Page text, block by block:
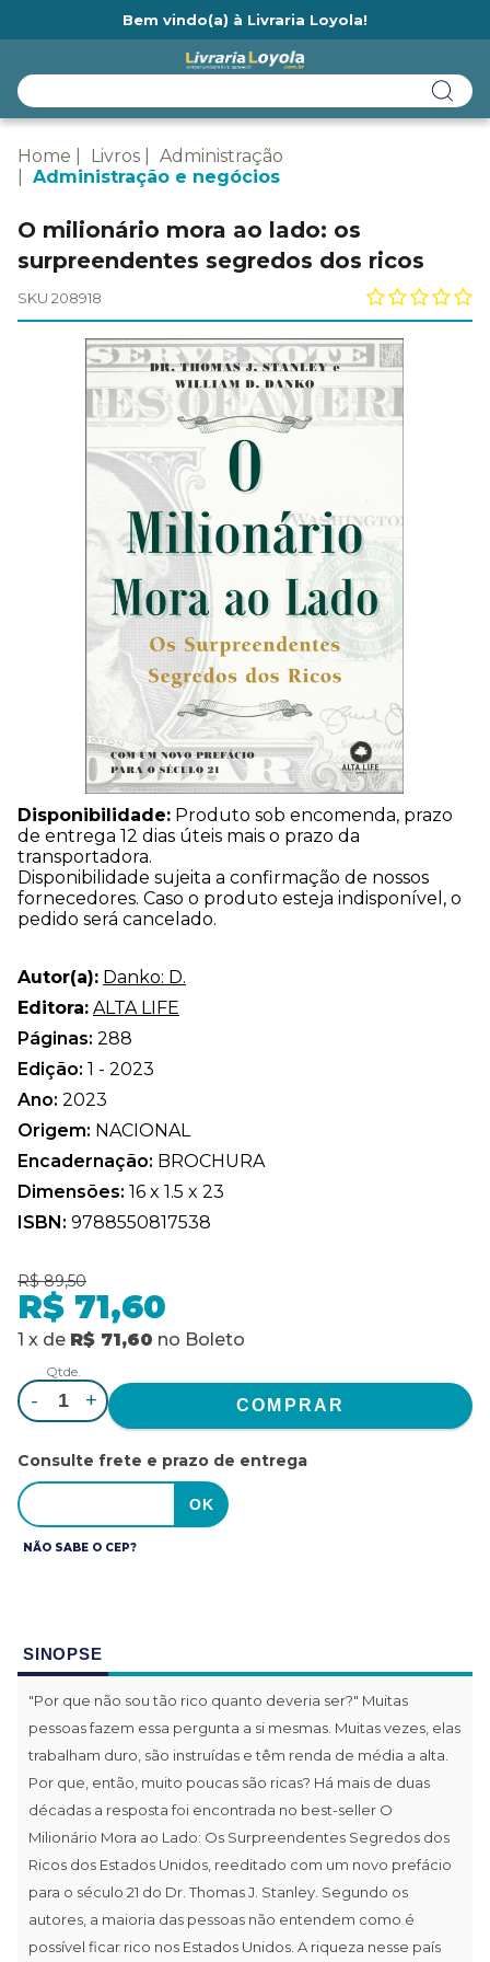
Bem vindo(a) à Livraria Loyola!
Home Livros
Administração
Administração e negócios
O milionário mora ao lado: os
surpreendentes segredos dos ricos
SKU 208918
Disponibilidade: Produto sob encomenda, prazo
de entrega 12 dias úteis mais o prazo da
transportadora.
Disponibilidade sujeita a confirmação de nossos
fornecedores. Caso o produto esteja indisponível, o
pedido será cancelado.
Autor(a): Danko: D.
Editora: ALTA LIFE
Páginas: 288
Edição: 1 - 2023
Ano: 2023
Origem: NACIONAL
Encadernação: BROCHURA
Dimensões: 16 x 1.5 x 23
ISBN: 9788550817538
R$ 89,50
R$ 71,60
1 x de R$ 71,60 no Boleto
Qtde.
- +
Consulte frete e prazo de entrega
NÃO SABE O CEP?
SINOPSE
"Por que não sou tão rico quanto deveria ser?" Muitas
pessoas fazem essa pergunta a si mesmas. Muitas vezes, elas
trabalham duro, são instruídas e têm renda de média a alta.
Por que, então, muito poucas são ricas? Há mais de duas
décadas a resposta foi encontrada no best-seller O
Milionário Mora ao Lado: Os Surpreendentes Segredos dos
Ricos dos Estados Unidos, reeditado com um novo prefácio
para o século 21 do Dr. Thomas J. Stanley. Segundo os
autores, a maioria das pessoas não entendem como é
possível ficar rico nos Estados Unidos. A riqueza nesse país